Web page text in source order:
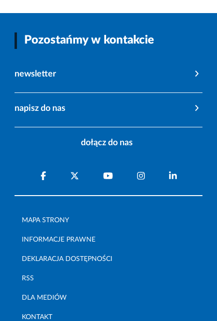
Pozostańmy w kontakcie
newsletter
napisz do nas
dołącz do nas
MAPA STRONY
INFORMACJE PRAWNE
DEKLARACJA DOSTĘPNOŚCI
RSS
DLA MEDIÓW
KONTAKT